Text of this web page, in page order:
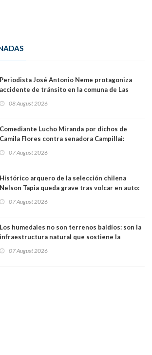
Periodista José Antonio Neme protagoniza
accidente de tránsito en la comuna de Las
08 August 2026
Comediante Lucho Miranda por dichos de
Camila Flores contra senadora Campillai:
forma de quitar dignidad"
07 August 2026
Histórico arquero de la selección chilena
Nelson Tapia queda grave tras volcar en auto:
07 August 2026
Los humedales no son terrenos baldíos: son la
infraestructura natural que sostiene la
07 August 2026